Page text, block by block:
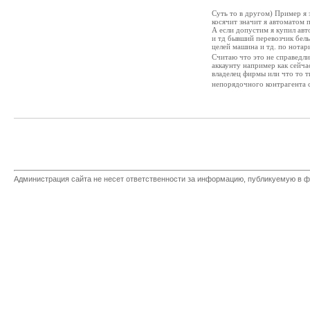
Суть то в другом) Пример я
косячит значит я автоматом
А если допустим я купил
и тд бывший перевозчик
целей машина и тд. по
Считаю что это не
аккаунту например как
владелец фирмы или что то
непорядочного контрагента
Администрация сайта не несет ответственности за информацию, публикуемую